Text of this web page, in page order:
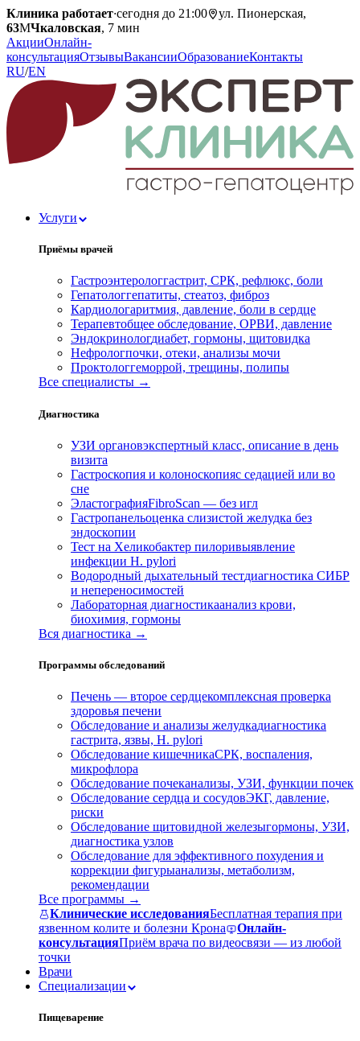
Клиника работает·сегодня до 21:00
ул. Пионерская,
63МЧкаловская, 7 мин
АкцииОнлайн-
консультацияОтзывыВакансииОбразованиеКонтакты
RU/EN
Услуги
Приёмы врачей
Гастроэнтерологгастрит, СРК, рефлюкс, боли
Гепатологгепатиты, стеатоз, фиброз
Кардиологаритмия, давление, боли в сердце
Терапевтобщее обследование, ОРВИ, давление
Эндокринологдиабет, гормоны, щитовидка
Нефрологпочки, отеки, анализы мочи
Проктологгеморрой, трещины, полипы
Все специалисты →
Диагностика
УЗИ органовэкспертный класс, описание в день
визита
Гастроскопия и колоноскопияс седацией или во
сне
ЭластографияFibroScan — без игл
Гастропанельоценка слизистой желудка без
эндоскопии
Тест на Хеликобактер пилоривыявление
инфекции H. pylori
Водородный дыхательный тестдиагностика СИБР
и непереносимостей
Лабораторная диагностикаанализ крови,
биохимия, гормоны
Вся диагностика →
Программы обследований
Печень — второе сердцекомплексная проверка
здоровья печени
Обследование и анализы желудкадиагностика
гастрита, язвы, H. pylori
Обследование кишечникаСРК, воспаления,
микрофлора
Обследование почеканализы, УЗИ, функции почек
Обследование сердца и сосудовЭКГ, давление,
риски
Обследование щитовидной железыгормоны, УЗИ,
диагностика узлов
Обследование для эффективного похудения и
коррекции фигурыанализы, метаболизм,
рекомендации
Все программы →
Клинические исследованияБесплатная терапия при
язвенном колите и болезни Крона
Онлайн-
консультацияПриём врача по видеосвязи — из любой
точки
Врачи
Специализации
Пищеварение